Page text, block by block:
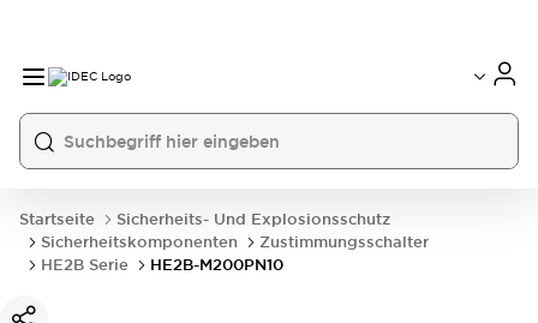
Startseite
Sicherheits- Und Explosionsschutz
Sicherheitskomponenten
Zustimmungsschalter
HE2B Serie
HE2B-M200PN10